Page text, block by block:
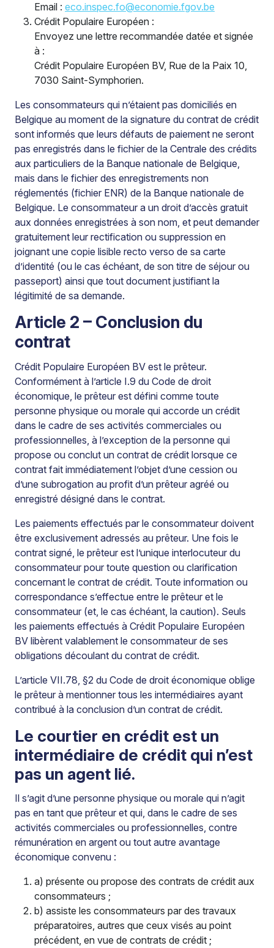
Email : eco.inspec.fo@economie.fgov.be
Crédit Populaire Européen :
Envoyez une lettre recommandée datée et signée
à :
Crédit Populaire Européen BV, Rue de la Paix 10,
7030 Saint-Symphorien.
Les consommateurs qui n’étaient pas domiciliés en
Belgique au moment de la signature du contrat de crédit
sont informés que leurs défauts de paiement ne seront
pas enregistrés dans le fichier de la Centrale des crédits
aux particuliers de la Banque nationale de Belgique,
mais dans le fichier des enregistrements non
réglementés (fichier ENR) de la Banque nationale de
Belgique. Le consommateur a un droit d’accès gratuit
aux données enregistrées à son nom, et peut demander
gratuitement leur rectification ou suppression en
joignant une copie lisible recto verso de sa carte
d’identité (ou le cas échéant, de son titre de séjour ou
passeport) ainsi que tout document justifiant la
légitimité de sa demande.
Article 2 – Conclusion du
contrat
Crédit Populaire Européen BV est le prêteur.
Conformément à l’article I.9 du Code de droit
économique, le prêteur est défini comme toute
personne physique ou morale qui accorde un crédit
dans le cadre de ses activités commerciales ou
professionnelles, à l’exception de la personne qui
propose ou conclut un contrat de crédit lorsque ce
contrat fait immédiatement l’objet d’une cession ou
d’une subrogation au profit d’un prêteur agréé ou
enregistré désigné dans le contrat.
Les paiements effectués par le consommateur doivent
être exclusivement adressés au prêteur. Une fois le
contrat signé, le prêteur est l’unique interlocuteur du
consommateur pour toute question ou clarification
concernant le contrat de crédit. Toute information ou
correspondance s’effectue entre le prêteur et le
consommateur (et, le cas échéant, la caution). Seuls
les paiements effectués à Crédit Populaire Européen
BV libèrent valablement le consommateur de ses
obligations découlant du contrat de crédit.
L’article VII.78, §2 du Code de droit économique oblige
le prêteur à mentionner tous les intermédiaires ayant
contribué à la conclusion d’un contrat de crédit.
Le courtier en crédit est un
intermédiaire de crédit qui n’est
pas un agent lié.
Il s’agit d’une personne physique ou morale qui n’agit
pas en tant que prêteur et qui, dans le cadre de ses
activités commerciales ou professionnelles, contre
rémunération en argent ou tout autre avantage
économique convenu :
a) présente ou propose des contrats de crédit aux
consommateurs ;
b) assiste les consommateurs par des travaux
préparatoires, autres que ceux visés au point
précédent, en vue de contrats de crédit ;